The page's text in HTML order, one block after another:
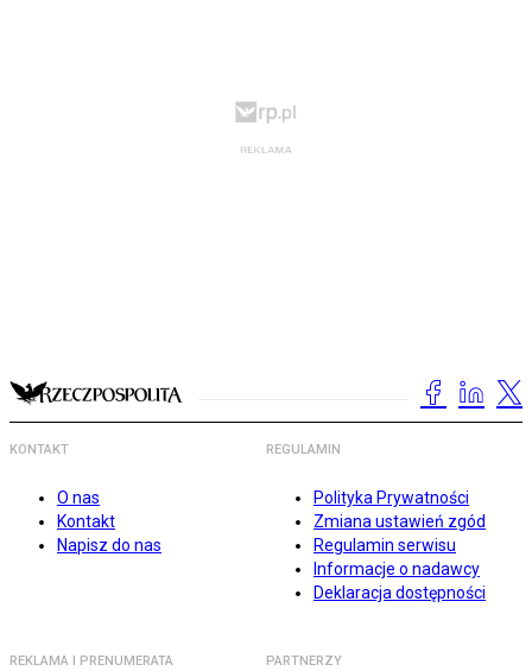
KONTAKT
O nas
Kontakt
Napisz do nas
REGULAMIN
Polityka Prywatności
Zmiana ustawień zgód
Regulamin serwisu
Informacje o nadawcy
Deklaracja dostępności
REKLAMA I PRENUMERATA PARTNERZY